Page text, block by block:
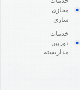
مجازی
سازی
خدمات
دوربین
مداربسته